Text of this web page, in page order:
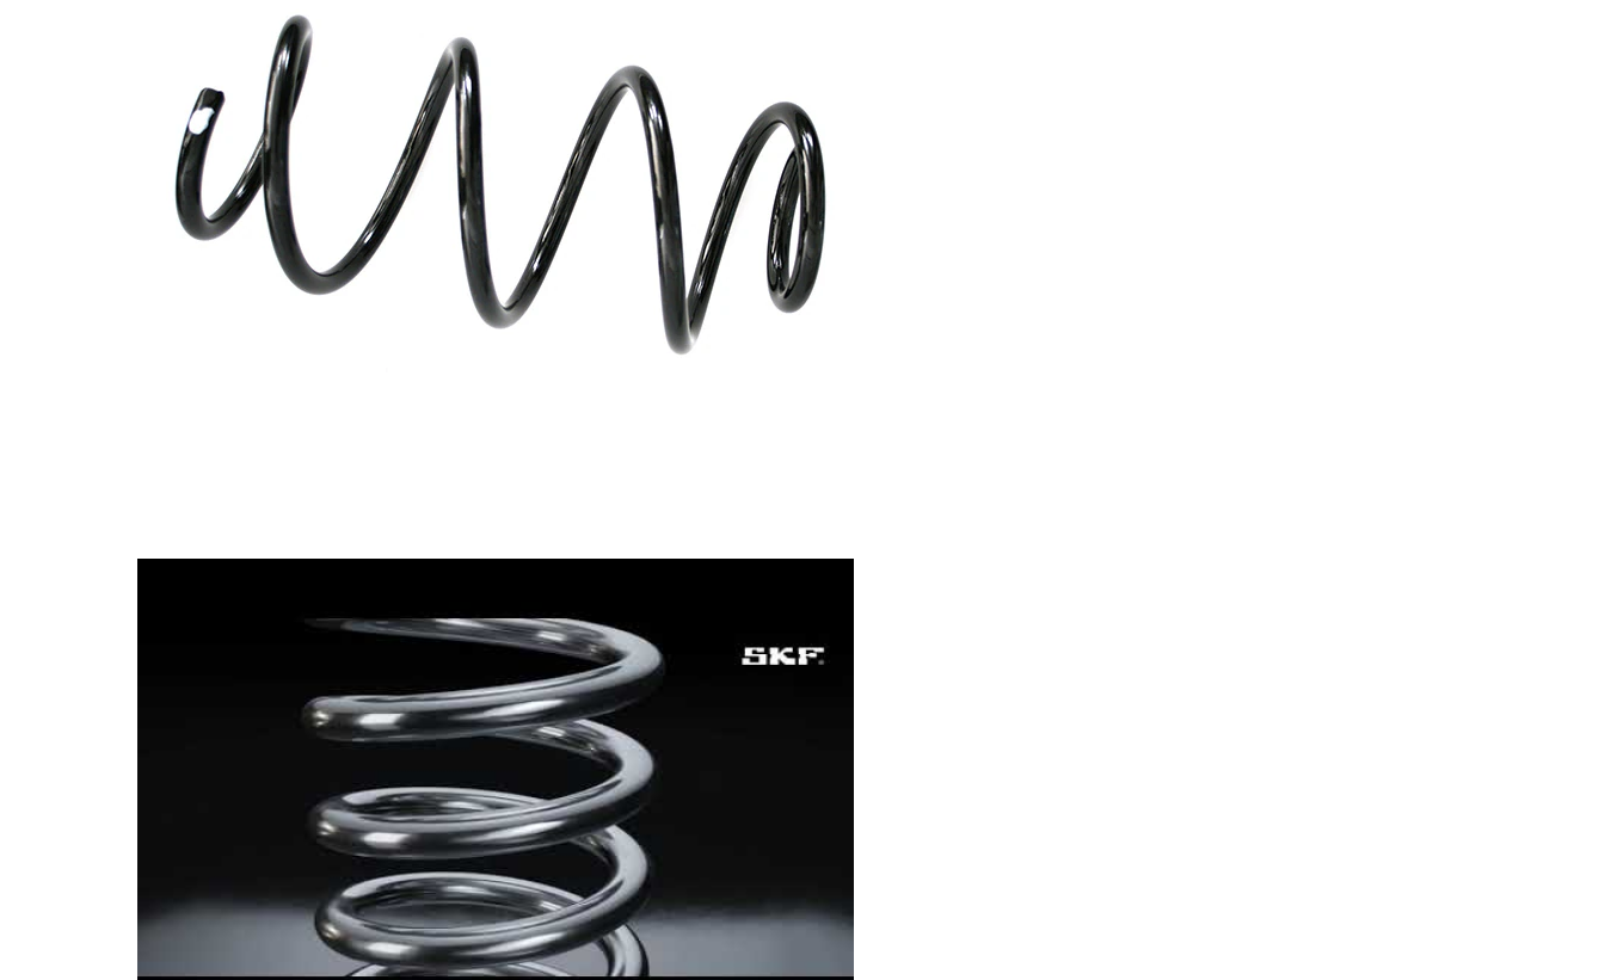
Šroubovitá
pružina s
konstatním
průměrem
Vnější
průměr
141 mm
Doplňkový
výrobek/
doplňkové
bez
pouzdra